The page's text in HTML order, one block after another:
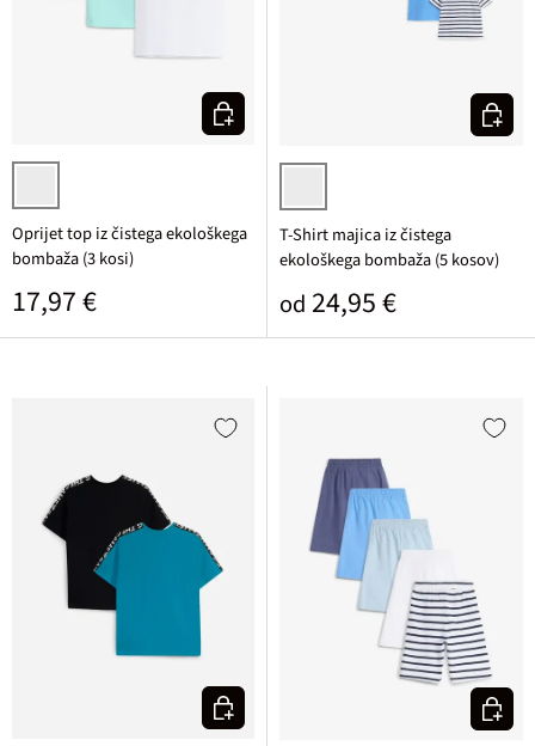
vodno modra + bela + temno modra potiskana
Oprijet top iz čistega ekološkega
bombaža (3 kosi)
Običajna cena
17,97 €
Izberi varianto
temno modra + indigo + srednje
T-Shirt majica iz čistega
ekološkega bombaža (5 kosov)
Običajna cena
od 24,95 €
Izberi
Izberi varianto Izberi